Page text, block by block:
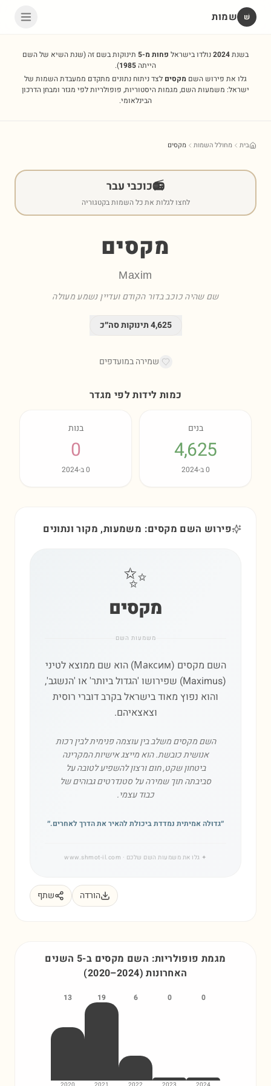
שׁ שמות
בשנת2024נולדו בישראל פחות מ-5 תינוקות בשם זה(שנת השיא של השם
הייתה1985
).
גלו את פירוש השם מקסים לצד ניתוח נתונים מתקדם ממעבדת השמות של
ישראל: משמעות השם, מגמות היסטוריות, פופולריות לפי מגזר ומבחן הדרכון
הבינלאומי.
בית מחולל השמות מקסים
📻כוכבי עבר
לחצו לגלות את כל השמות בקטגוריה
מקסים
Maxim
שם שהיה כוכב בדור הקודם ועדיין נשמע מעולה
4,625תינוקות סה״כ
שמירה במועדפים
כמות לידות לפי מגדר
בנים
4,625
0ב-2024
בנות
0
0ב-2024
פירוש השם מקסים: משמעות, מקור ונתונים
✨
מקסים
משמעות השם
השם מקסים (Максим) הוא שם ממוצא לטיני
(Maximus) שפירושו 'הגדול ביותר' או 'הנשגב',
והוא נפוץ מאוד בישראל בקרב דוברי רוסית
וצאצאיהם.
השם מקסים משלב בין עוצמה פנימית לבין רכות
אנושית כובשת. הוא מייצג אישיות המקרינה
ביטחון שקט, חום ורצון להשפיע לטובה על
סביבתה תוך שמירה על סטנדרטים גבוהים של
כבוד עצמי.
״גדוּלה אמיתית נמדדת ביכולת להאיר את הדרך לאחרים.״
✦ גלו את משמעות השם שלכם · www.shmot-il.com
הורדה שתף
מגמת פופולריות: השם מקסים
ב-5 השנים
האחרונות
(2020–2024)
0
0
6
19
13